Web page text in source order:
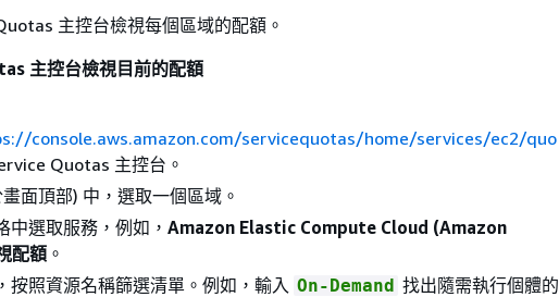
主控台檢視每個區域的配額。
主控台檢視目前的配額
console.aws.amazon.com/servicequotas/home/services/ec2/quo
Quotas 主控台。
面頂部) 中，選取一個區域。
中選取服務，例如， Amazon Elastic Compute Cloud (Amazon
配額 。
按照資源名稱篩選清單。例如，輸入 On-Demand 找出隨需執行個體的